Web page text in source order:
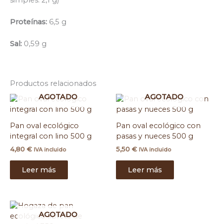
Proteínas: 6,5 g
Sal: 0,59 g
Productos relacionados
AGOTADO
Pan oval ecológico
integral con lino 500 g
4,80 € IVA incluido
Leer más
AGOTADO
Pan oval ecológico con
pasas y nueces 500 g
5,50 € IVA incluido
Leer más
AGOTADO